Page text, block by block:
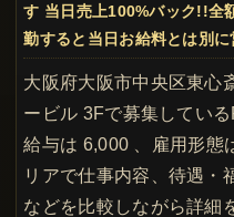
す 当日売上100%バック!!全
勤すると当日お給料とは別
大阪府大阪市中央区東心
ービル 3Fで募集してい
給与は 6,000 、雇用形態
リアで仕事内容、待遇・
などを比較しながら詳細